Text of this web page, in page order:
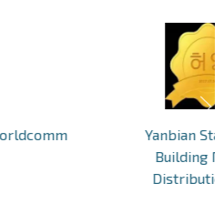
Yanbian
Building